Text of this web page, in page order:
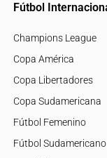
Fútbol
Champions League
Copa América
Copa Libertadores
Copa Sudamericana
Fútbol Femenino
Fútbol Sudamericano